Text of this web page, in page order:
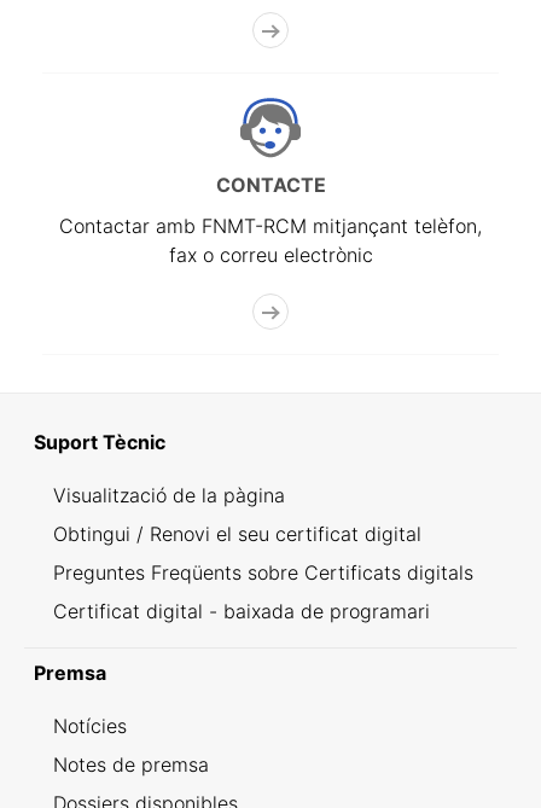
CONTACTE
Contactar amb FNMT-RCM mitjançant telèfon,
fax o correu electrònic
Suport Tècnic
Visualització de la pàgina
Obtingui / Renovi el seu certificat digital
Preguntes Freqüents sobre Certificats digitals
Certificat digital - baixada de programari
Premsa
Notícies
Notes de premsa